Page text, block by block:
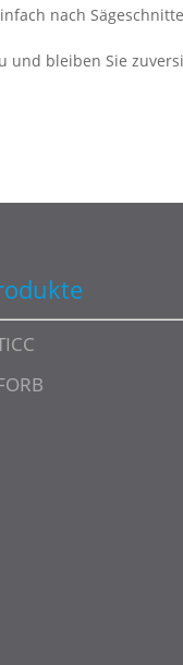
nach
und bleiben Sie